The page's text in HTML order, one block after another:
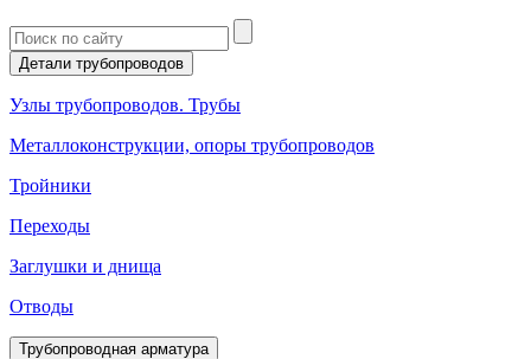
Детали трубопроводов
Узлы трубопроводов. Трубы
Металлоконструкции, опоры трубопроводов
Тройники
Переходы
Заглушки и днища
Отводы
Трубопроводная арматура